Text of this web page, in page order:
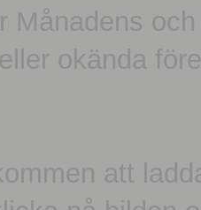
Månadens
okända
att